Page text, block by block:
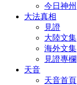
今日神州
大法真相
見證
大陸文集
海外文集
見證專欄
天音
天音首頁